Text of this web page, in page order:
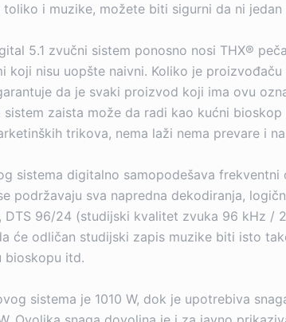
i muzike, možete biti sigurni da ni
5.1 zvučni sistem ponosno nosi THX®
koji nisu uopšte naivni. Koliko je
da je svaki proizvod koji ima ovu
sistem zaista može da radi kao kućni
trikova, nema laži nema prevare i
sistema digitalno samopodešava
podržavaju sva napredna dekodiranja,
DTS 96/24 (studijski kvalitet zvuka 96 kHz
će odličan studijski zapis muzike biti isto
bioskopu itd.
sistema je 1010 W, dok je upotrebiva